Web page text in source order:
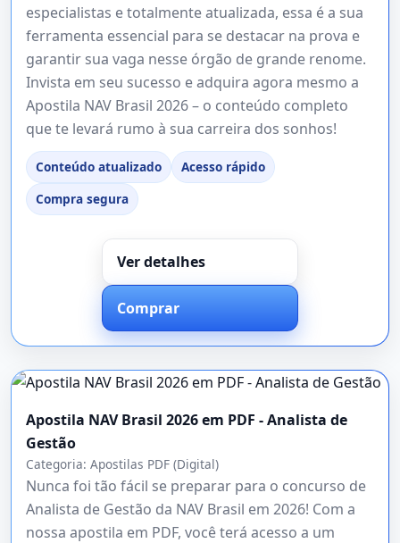
especialistas e totalmente atualizada, essa é a sua
ferramenta essencial para se destacar na prova e
garantir sua vaga nesse órgão de grande renome.
Invista em seu sucesso e adquira agora mesmo a
Apostila NAV Brasil 2026 – o conteúdo completo
que te levará rumo à sua carreira dos sonhos!
Conteúdo atualizado
Acesso rápido
Compra segura
Ver detalhes
Comprar
Apostila NAV Brasil 2026 em PDF - Analista de
Gestão
Categoria: Apostilas PDF (Digital)
Nunca foi tão fácil se preparar para o concurso de
Analista de Gestão da NAV Brasil em 2026! Com a
nossa apostila em PDF, você terá acesso a um